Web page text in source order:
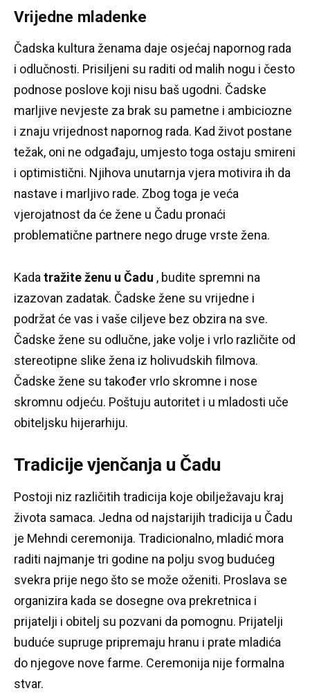
Vrijedne mladenke
Čadska kultura ženama daje osjećaj napornog rada
i odlučnosti. Prisiljeni su raditi od malih nogu i često
podnose poslove koji nisu baš ugodni. Čadske
marljive nevjeste za brak su pametne i ambiciozne
i znaju vrijednost napornog rada. Kad život postane
težak, oni ne odgađaju, umjesto toga ostaju smireni
i optimistični. Njihova unutarnja vjera motivira ih da
nastave i marljivo rade. Zbog toga je veća
vjerojatnost da će žene u Čadu pronaći
problematične partnere nego druge vrste žena.
Kada tražite ženu u Čadu , budite spremni na
izazovan zadatak. Čadske žene su vrijedne i
podržat će vas i vaše ciljeve bez obzira na sve.
Čadske žene su odlučne, jake volje i vrlo različite od
stereotipne slike žena iz holivudskih filmova.
Čadske žene su također vrlo skromne i nose
skromnu odjeću. Poštuju autoritet i u mladosti uče
obiteljsku hijerarhiju.
Tradicije vjenčanja u Čadu
Postoji niz različitih tradicija koje obilježavaju kraj
života samaca. Jedna od najstarijih tradicija u Čadu
je Mehndi ceremonija. Tradicionalno, mladić mora
raditi najmanje tri godine na polju svog budućeg
svekra prije nego što se može oženiti. Proslava se
organizira kada se dosegne ova prekretnica i
prijatelji i obitelj su pozvani da pomognu. Prijatelji
buduće supruge pripremaju hranu i prate mladića
do njegove nove farme. Ceremonija nije formalna
stvar.